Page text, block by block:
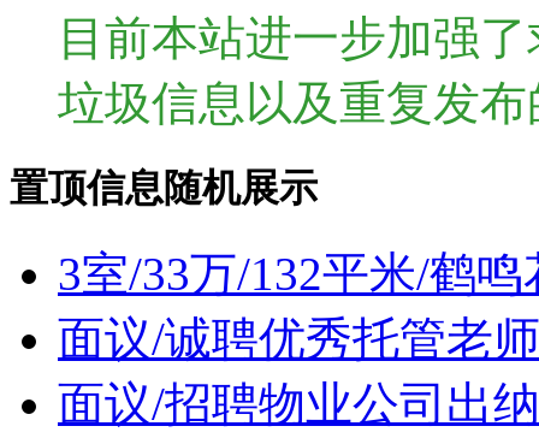
目前本站进一步加强
垃圾信息以及重复发
置顶信息随机展示
3室/33万/132平米/鹤
面议/诚聘优秀托管老师
面议/招聘物业公司出纳